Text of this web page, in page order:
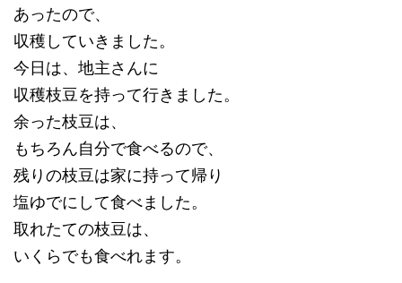
あったので、
収穫していきました。
今日は、地主さんに
収穫枝豆を持って行きました。
余った枝豆は、
もちろん自分で食べるので、
残りの枝豆は家に持って帰り
塩ゆでにして食べました。
取れたての枝豆は、
いくらでも食べれます。